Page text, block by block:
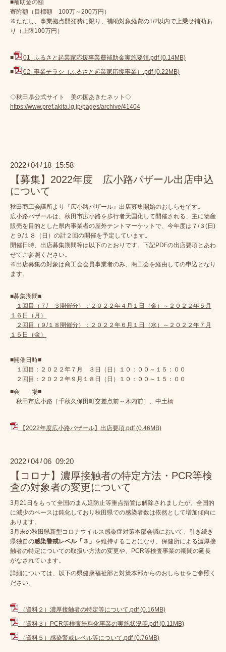
■補助金の額
寄附額（目標額 100万～200万円）
※ただし、事業拠点開発費に限り、補助対象経費の1/2以内で上乗せ補助あ
り（上限100万円）
■ 01_ふるさと起業家応援事業費補助金実施要領.pdf(0.14MB)
■
02_事業チラシ（ふるさと起業家応援事業）.pdf(0.22MB)
◇秋田県公式サイト 美の国あきたネット◇
https://www.pref.akita.lg.jp/pages/archive/41404
2022 / 04 / 18 15:58
【募集】2022年度 広小路バザール出店申込
について
秋田商工会議所より『広小路バザール』出店募集開始のおしらせです。
広小路バザールは、秋田市広小路を歩行者天国化して開催される、主に物産
販売を目的とした県内事業者の屋外テントマーケットで、今年度は７/３(日)
と９/１８（日）の計２回の開催を予定しています。
開催日時、出店募集期間等は以下のとおりです。下記PDFの出店要項とあわ
せてご参照ください。
※出店募集の対象は商工会会員事業者のみ、商工会を経由しての申込となり
ます。
■募集期間■
１回目（７/ ３開催分）：２０２２年４月１日（金）～２０２２年５月
１６日（月）
２回目（９/１８開催分）：２０２２年６月１日（水）～２０２２年７月
１５日（金）
■開催日時■
１回目：２０２２年７月 ３日（日）１０：００～１５：００
２回目：２０２２年９月１８日（日）１０：００～１５：００
■会 場■
秋田市広小路［千秋久保田町交差点前～木内前］、中土橋
【2022年度広小路バザール】出店要項.pdf(0.46MB)
2022 / 04 / 06 09:20
【コロナ】濃厚接触者の特定方法・PCR等検
査の対象者の変更について
3月21日をもって全国のまん延防止等重点措置は解除されましたが、全国的
に減少のペースは鈍化しており秋田県での感染者数は依然として増加傾向に
あります。
3月末の秋田県新型コロナウイルス感染症対策本部会議において、引き続き
県独自の感染警戒レベル「３」 を維持することになり、保健所による濃厚接
触者の特定についての取扱い方法の変更や、PCR等検査事業の期間の延長
がなされています。
詳細については、以下の県健康福祉部と対策本部からのおしらせをご参照く
ださい。
（資料２）濃厚接触者の特定等について.pdf(0.16MB)
（資料３）PCR等検査無料化事業の実施状況等.pdf(0.11MB)
（資料５）感染警戒レベル等について.pdf(0.76MB)